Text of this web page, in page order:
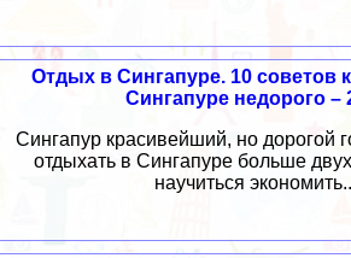
Отдых в Сингапуре. 10 советов
Сингапуре недорого –
Сингапур красивейший, но дорогой
отдыхать в Сингапуре больше
научиться